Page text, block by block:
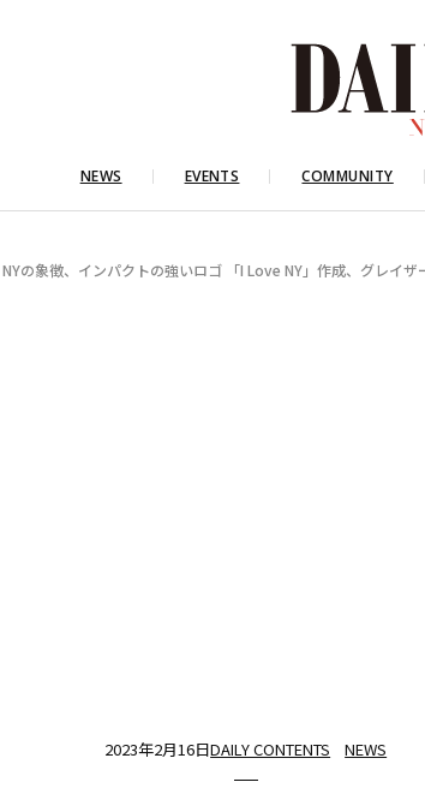
NEWS EVENTS COMMUNITY
NYの象徴、インパクトの強いロゴ 「I Love NY」作成、グレイザ
2023年2月16日DAILY CONTENTS NEWS